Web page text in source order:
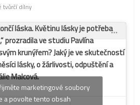
tvůrčí dílny
láska. Květinu lásky je potřeba
prozradila ve studiu Pavlína
krunýřem? Jaký je ve skutečností
lásky, o žárlivosti, odpuštění a
Malcová.
marketingové soubory
a povolte tento obsah